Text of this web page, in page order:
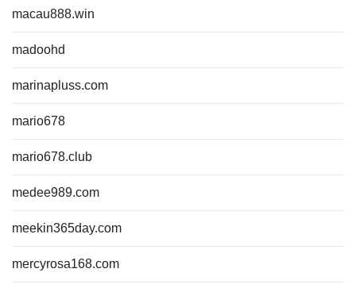
macau888.win
madoohd
marinapluss.com
mario678
mario678.club
medee989.com
meekin365day.com
mercyrosa168.com